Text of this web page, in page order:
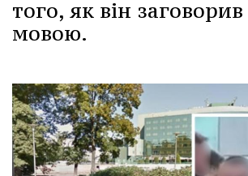
того, як він
мовою.